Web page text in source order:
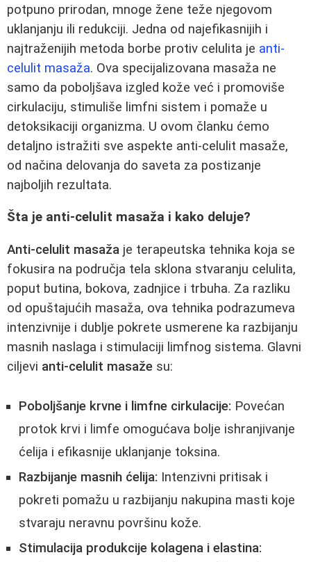
potpuno prirodan, mnoge žene teže njegovom
uklanjanju ili redukciji. Jedna od najefikasnijih i
najtraženijih metoda borbe protiv celulita je anti-
celulit masaža. Ova specijalizovana masaža ne
samo da poboljšava izgled kože već i promoviše
cirkulaciju, stimuliše limfni sistem i pomaže u
detoksikaciji organizma. U ovom članku ćemo
detaljno istražiti sve aspekte anti-celulit masaže,
od načina delovanja do saveta za postizanje
najboljih rezultata.
Šta je anti-celulit masaža i kako deluje?
Anti-celulit masaža je terapeutska tehnika koja se
fokusira na područja tela sklona stvaranju celulita,
poput butina, bokova, zadnjice i trbuha. Za razliku
od opuštajućih masaža, ova tehnika podrazumeva
intenzivnije i dublje pokrete usmerene ka razbijanju
masnih naslaga i stimulaciji limfnog sistema. Glavni
ciljevi anti-celulit masaže su:
Poboljšanje krvne i limfne cirkulacije: Povećan
protok krvi i limfe omogućava bolje ishranjivanje
ćelija i efikasnije uklanjanje toksina.
Razbijanje masnih ćelija: Intenzivni pritisak i
pokreti pomažu u razbijanju nakupina masti koje
stvaraju neravnu površinu kože.
Stimulacija produkcije kolagena i elastina: